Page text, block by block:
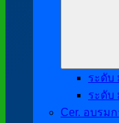
ระดับ
ระดับ
Cer. อบรม